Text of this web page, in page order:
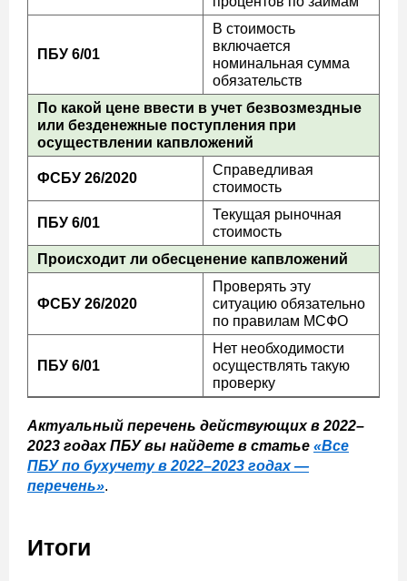
ПБУ 6/01
В стоимость
включается
номинальная сумма
обязательств
По какой цене ввести в учет безвозмездные
или безденежные поступления при
осуществлении капвложений
ФСБУ 26/2020
Справедливая
стоимость
ПБУ 6/01
Текущая рыночная
стоимость
Происходит ли обесценение капвложений
ФСБУ 26/2020
Проверять эту
ситуацию обязательно
по правилам МСФО
ПБУ 6/01
Нет необходимости
осуществлять такую
проверку
Актуальный перечень действующих в 2022–
2023 годах ПБУ вы найдете в статье «Все
ПБУ по бухучету в 2022–2023 годах —
перечень».
Итоги